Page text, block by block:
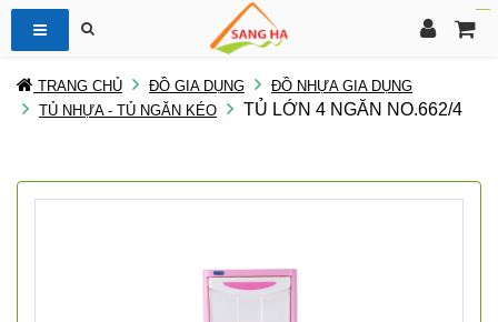
TRANG CHỦ ĐỒ GIA DỤNG
ĐỒ NHỰA GIA DỤNG
TỦ NHỰA - TỦ NGĂN KÉO
TỦ LỚN 4 NGĂN NO.662/4